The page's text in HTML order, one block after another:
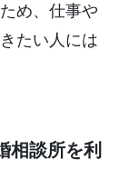
め、仕事や
たい人には
相談所を利